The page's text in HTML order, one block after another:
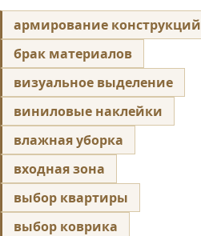
армирование конструкций
брак материалов
визуальное выделение
виниловые наклейки
влажная уборка
входная зона
выбор квартиры
выбор коврика